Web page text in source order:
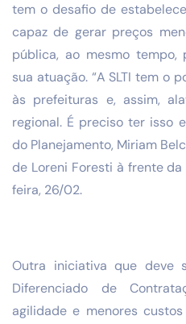
tem o desafio de
capaz de gerar preços
pública, ao mesmo
sua atuação. “A SLTI tem o
às prefeituras e, assim,
regional. É preciso ter isso
do Planejamento, Miriam
de Loreni Foresti à frente
feira, 26/02.
Outra iniciativa que deve
Diferenciado de
agilidade e menores